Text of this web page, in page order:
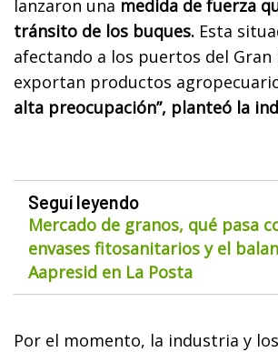
lanzaron una medida de fuerza
tránsito de los buques. Esta
afectando a los puertos del Gran
exportan productos
alta preocupación”, planteó la
Seguí leyendo
Mercado de granos, qué pasa
envases fitosanitarios y el
Aapresid en La Posta
Por el momento, la industria y